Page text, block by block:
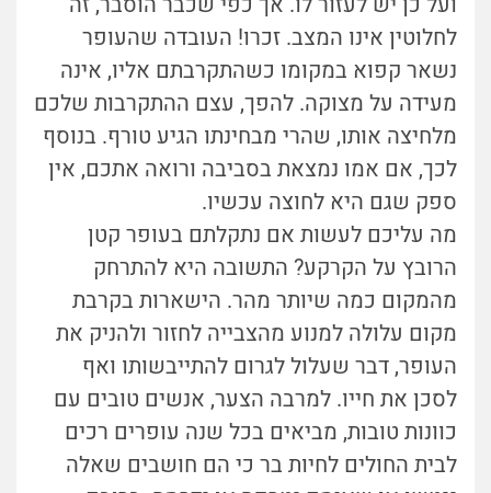
לחלוטין אינו המצב. זכרו! העובדה שהעופר
נשאר קפוא במקומו כשהתקרבתם אליו, אינה
מעידה על מצוקה. להפך, עצם ההתקרבות שלכם
מלחיצה אותו, שהרי מבחינתו הגיע טורף. בנוסף
לכך, אם אמו נמצאת בסביבה ורואה אתכם, אין
ספק שגם היא לחוצה עכשיו.
מה עליכם לעשות אם נתקלתם בעופר קטן
הרובץ על הקרקע? התשובה היא להתרחק
מהמקום כמה שיותר מהר. הישארות בקרבת
מקום עלולה למנוע מהצבייה לחזור ולהניק את
העופר, דבר שעלול לגרום להתייבשותו ואף
לסכן את חייו. למרבה הצער, אנשים טובים עם
כוונות טובות, מביאים בכל שנה עופרים רכים
לבית החולים לחיות בר כי הם חושבים שאלה